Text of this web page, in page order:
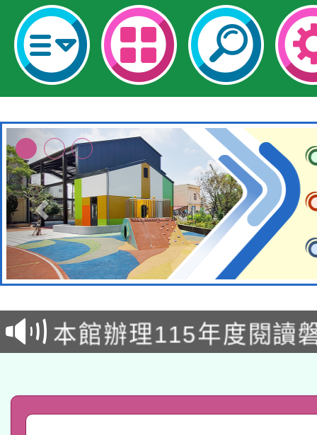
本校115學年度第2次
招甄選結果公告(無人
招)
適應運動共學行動站研
本館辦理115年度閱讀
科技賦能─人工智慧
礎課程
A3數位素養講師名單